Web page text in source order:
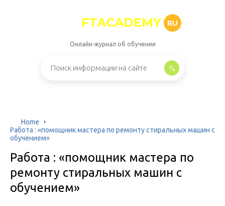
FTACADEMY RU
Онлайн-журнал об обучении
Home
Работа : «помощник мастера по ремонту стиральных машин с
обучением»
Работа : «помощник мастера по
ремонту стиральных машин с
обучением»